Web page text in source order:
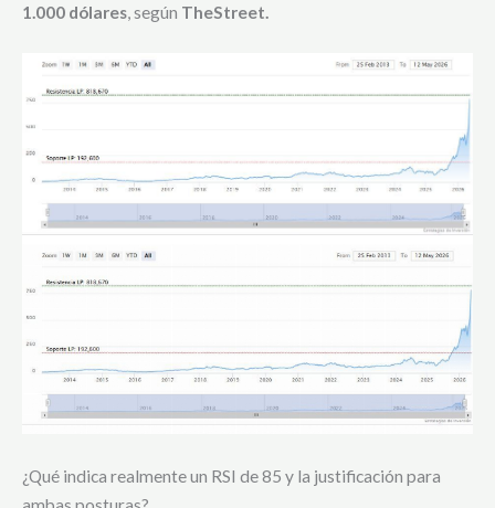
1.000 dólares , según TheStreet.
¿Qué indica realmente un RSI de 85 y la justificación para